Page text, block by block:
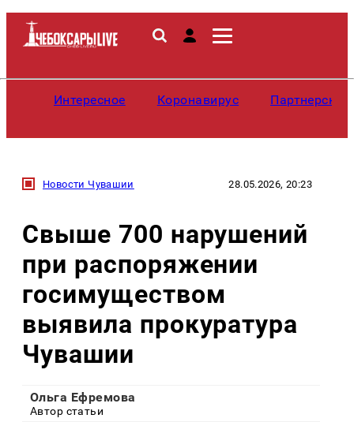
Интересное Коронавирус
Новости Чувашии 28.05.2026, 20:23
Свыше 700 нарушений
при распоряжении
госимуществом
выявила прокуратура
Чувашии
Ольга Ефремова
Автор статьи